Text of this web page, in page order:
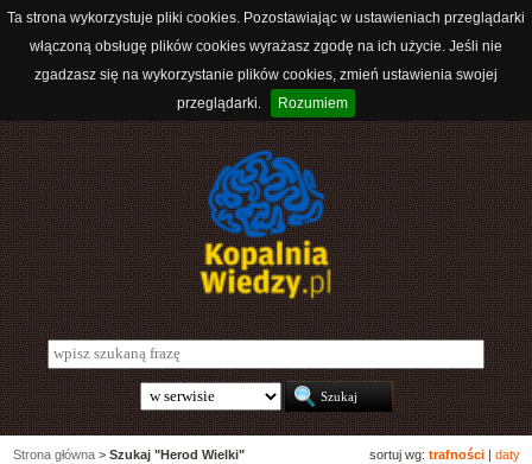
Ta strona wykorzystuje pliki cookies. Pozostawiając w ustawieniach przeglądarki
włączoną obsługę plików cookies wyrażasz zgodę na ich użycie. Jeśli nie
zgadzasz się na wykorzystanie plików cookies, zmień ustawienia swojej
przeglądarki.
Rozumiem
sortuj wg: trafności daty
Strona główna > Szukaj "Herod Wielki"